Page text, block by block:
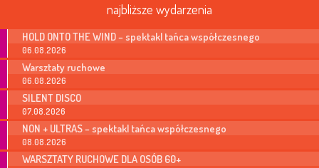
najbliższe wydarzenia
HOLD ONTO THE WIND – spektakl tańca współczesnego
06.08.2026
Warsztaty ruchowe
06.08.2026
SILENT DISCO
07.08.2026
NON + ULTRAS – spektakl tańca współczesnego
08.08.2026
WARSZTATY RUCHOWE DLA OSÓB 60+